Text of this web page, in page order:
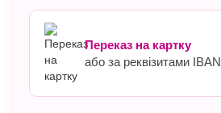
Переказ на картку
або за реквізитами IBAN